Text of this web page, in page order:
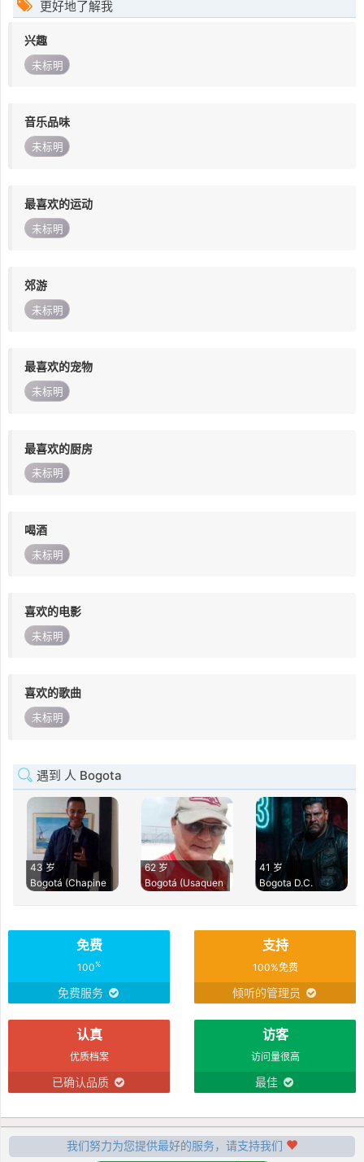
更好地了解我
兴趣
未标明
音乐品味
未标明
最喜欢的运动
未标明
郊游
未标明
最喜欢的宠物
未标明
最喜欢的厨房
未标明
喝酒
未标明
喜欢的电影
未标明
喜欢的歌曲
未标明
遇到 人 Bogota
43 岁
Bogotá (Chapine
62 岁
Bogotá (Usaquen
41 岁
Bogota D.C.
免费
100%
免费服务
支持
100%免费
倾听的管理员
认真
优质档案
已确认品质
访客
访问量很高
最佳
我们努力为您提供最好的服务，请支持我们